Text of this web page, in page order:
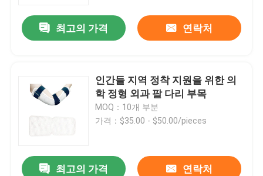
최고의 가격 연락처
인간들 지역 정착 지원을 위한 의
학 정형 외과 팔 다리 부목
MOQ：10개 부분
가격：$35.00 - $50.00/pieces
최고의 가격 연락처